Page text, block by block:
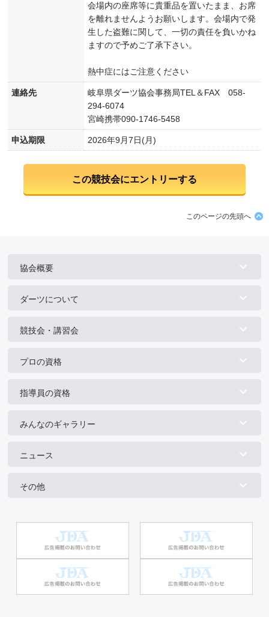
会場内の座席等に貴重品を置いたまま、お席
を離れませんようお願いします。会場内で発
生した盗難に関して、一切の責任を負いかね
ますので予めご了承下さい。
熱中症にはご注意ください
連絡先
岐阜県ダーツ協会事務局TEL＆FAX 058-
294-6074
宮崎携帯090-1746-5458
申込期限 2026年9月7日(月)
このページの先頭へ
協会概要
ダーツについて
競技会・講習会
プロの資格
指導員の資格
みんなのギャラリー
ニュース
その他